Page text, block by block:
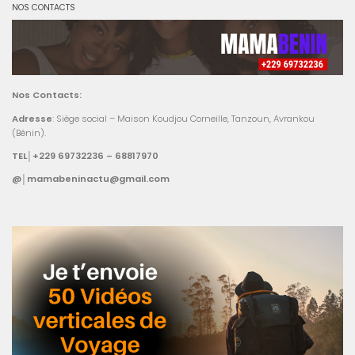
NOS CONTACTS
Nos Contacts:
Adresse: Siège social – Maison Koudjou Corneille, Tanzoun, Avrankou
(Bénin).
TEL│+229 69732236 – 68817970
@│mamabeninactu@gmail.com